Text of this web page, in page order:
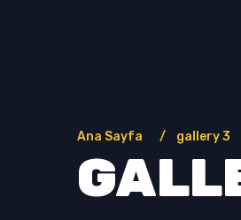
Ana Sayfa gallery 3